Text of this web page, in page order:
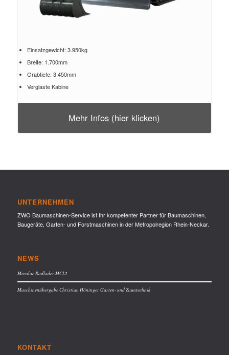
Einsatzgewicht: 3.950kg
Breite: 1.700mm
Grabtiefe: 3.450mm
Verglaste Kabine
Mehr Infos (hier klicken)
UNTERNEHMEN
ZWO Baumaschinen-Service ist Ihr kompetenter Partner für Baumaschinen,
Baugeräte, Garten- und Forstmaschinen in der Metropolregion Rhein-Neckar.
NEWS
Mecalac Radlader MCL2
Maschinenübergabe Christian Höninger Garten- und Zauntechnik
KONTAKT